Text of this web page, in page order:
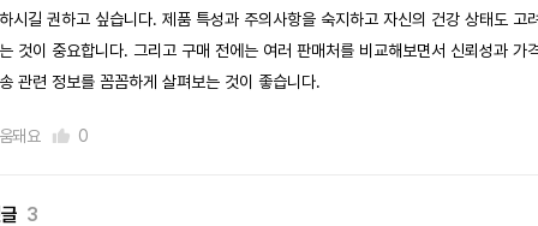
시길 권하고 싶습니다. 제품 특성과 주의사항을 숙지하고 자신의 건강 상태도 고려
것이 중요합니다. 그리고 구매 전에는 여러 판매처를 비교해보면서 신뢰성과 가
관련 정보를 꼼꼼하게 살펴보는 것이 좋습니다.
돼요 0
3